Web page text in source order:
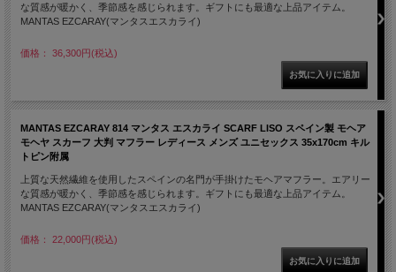
な質感が暖かく、季節感を感じられます。ギフトにも最適な上品アイテム。
MANTAS EZCARAY(マンタスエスカライ)
価格： 36,300円(税込)
MANTAS EZCARAY 814 マンタス エスカライ SCARF LISO スペイン製 モヘア
モヘヤ スカーフ 大判 マフラー レディース メンズ ユニセックス 35x170cm キル
トピン附属
上質な天然繊維を使用したスペインの名門が手掛けたモヘアマフラー。エアリー
な質感が暖かく、季節感を感じられます。ギフトにも最適な上品アイテム。
MANTAS EZCARAY(マンタスエスカライ)
価格： 22,000円(税込)